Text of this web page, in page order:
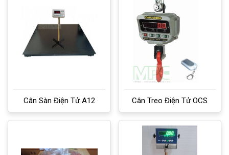
Cân Sàn Điện Tử A12 Cân Treo Điện Tử OCS